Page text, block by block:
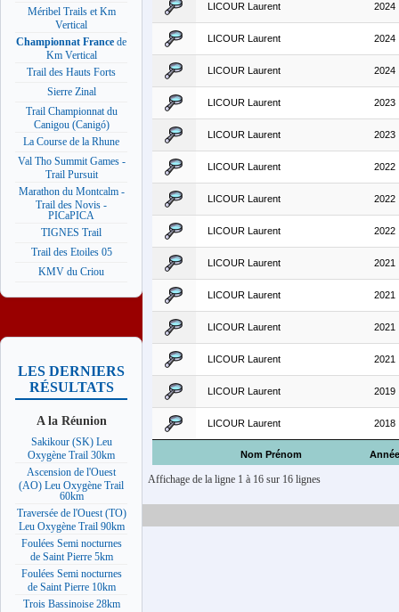
Méribel Trails et Km
Vertical
Championnat France de
Km Vertical
Trail des Hauts Forts
Sierre Zinal
Trail Championnat du
Canigou (Canigó)
La Course de la Rhune
Val Tho Summit Games -
Trail Pursuit
Marathon du Montcalm -
Trail des Novis -
PICaPICA
TIGNES Trail
Trail des Etoiles 05
KMV du Criou
LES DERNIERS
RÉSULTATS
A la Réunion
Sakikour (SK) Leu
Oxygène Trail 30km
Ascension de l'Ouest
(AO) Leu Oxygène Trail
60km
Traversée de l'Ouest (TO)
Leu Oxygène Trail 90km
Foulées Semi nocturnes
de Saint Pierre 5km
Foulées Semi nocturnes
de Saint Pierre 10km
Trois Bassinoise 28km
Nom Prénom Année
LICOUR Laurent 2024
LICOUR Laurent 2024
LICOUR Laurent 2024
LICOUR Laurent 2023
LICOUR Laurent 2023
LICOUR Laurent 2022
LICOUR Laurent 2022
LICOUR Laurent 2022
LICOUR Laurent 2021
LICOUR Laurent 2021
LICOUR Laurent 2021
LICOUR Laurent 2021
LICOUR Laurent 2019
LICOUR Laurent 2018
Affichage de la ligne 1 à 16 sur 16 lignes